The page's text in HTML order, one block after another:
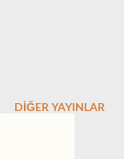
ne noktadayım
rica ediyorum. Kitap
😌
DIĞER YAYINLAR